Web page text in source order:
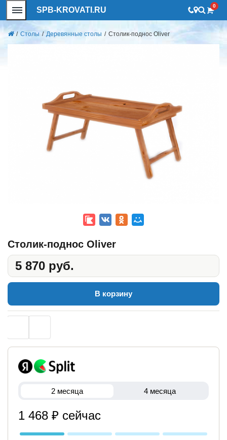
SPB-KROVATI.RU 0
/ Столы / Деревянные столы / Столик-поднос Oliver
Столик-поднос Oliver
5 870 руб.
В корзину
2 месяца 4 месяца
1 468 ₽ сейчас